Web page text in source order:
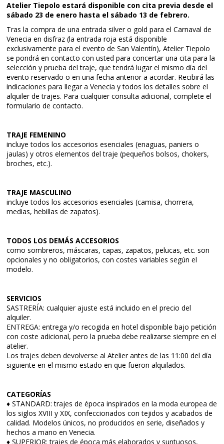
Atelier Tiepolo estará disponible con cita previa desde el
sábado 23 de enero hasta el sábado 13 de febrero.
Tras la compra de una entrada silver o gold para el Carnaval de
Venecia en disfraz (la entrada roja está disponible
exclusivamente para el evento de San Valentín), Atelier Tiepolo
se pondrá en contacto con usted para concertar una cita para la
selección y prueba del traje, que tendrá lugar el mismo día del
evento reservado o en una fecha anterior a acordar. Recibirá las
indicaciones para llegar a Venecia y todos los detalles sobre el
alquiler de trajes. Para cualquier consulta adicional, complete el
formulario de contacto.
TRAJE FEMENINO
incluye todos los accesorios esenciales (enaguas, paniers o
jaulas) y otros elementos del traje (pequeños bolsos, chokers,
broches, etc.).
TRAJE MASCULINO
incluye todos los accesorios esenciales (camisa, chorrera,
medias, hebillas de zapatos).
TODOS LOS DEMÁS ACCESORIOS
como sombreros, máscaras, capas, zapatos, pelucas, etc. son
opcionales y no obligatorios, con costes variables según el
modelo.
SERVICIOS
SASTRERÍA: cualquier ajuste está incluido en el precio del
alquiler.
ENTREGA: entrega y/o recogida en hotel disponible bajo petición
con coste adicional, pero la prueba debe realizarse siempre en el
atelier.
Los trajes deben devolverse al Atelier antes de las 11:00 del día
siguiente en el mismo estado en que fueron alquilados.
CATEGORÍAS
♦ STANDARD: trajes de época inspirados en la moda europea de
los siglos XVIII y XIX, confeccionados con tejidos y acabados de
calidad. Modelos únicos, no producidos en serie, diseñados y
hechos a mano en Venecia.
♦ SUPERIOR: trajes de época más elaborados y suntuosos,